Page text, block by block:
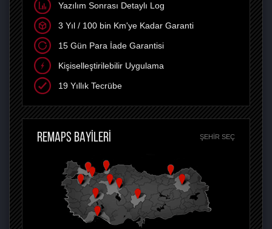
Yazılım Sonrası Detaylı Log
3 Yıl / 100 bin Km'ye Kadar Garanti
15 Gün Para İade Garantisi
Kişiselleştirilebilir Uygulama
19 Yıllık Tecrübe
REMAPS BAYİLERİ ŞEHIR SEÇ